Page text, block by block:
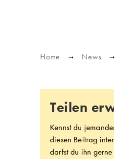
Home News
«Wir
Teilen
Kennst du
diesen Beitrag
darfst du ihn